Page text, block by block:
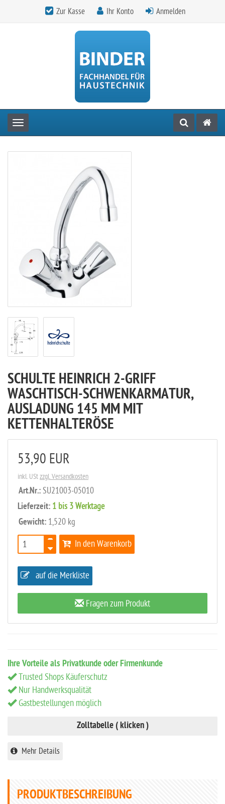
Zur Kasse Ihr Konto Anmelden
Toggle navigation
SCHULTE HEINRICH 2-GRIFF
WASCHTISCH-SCHWENKARMATUR,
AUSLADUNG 145 MM MIT
KETTENHALTERÖSE
53,90 EUR
inkl. UStzzgl. Versandkosten
Art.Nr.: SU21003-05010
Lieferzeit: 1 bis 3 Werktage
Gewicht: 1,520 kg
In den Warenkorb
auf die Merkliste
Fragen zum Produkt
Ihre Vorteile als Privatkunde oder Firmenkunde
Trusted Shops Käuferschutz
Nur Handwerksqualität
Gastbestellungen möglich
Zolltabelle ( klicken )
Mehr Details
PRODUKTBESCHREIBUNG